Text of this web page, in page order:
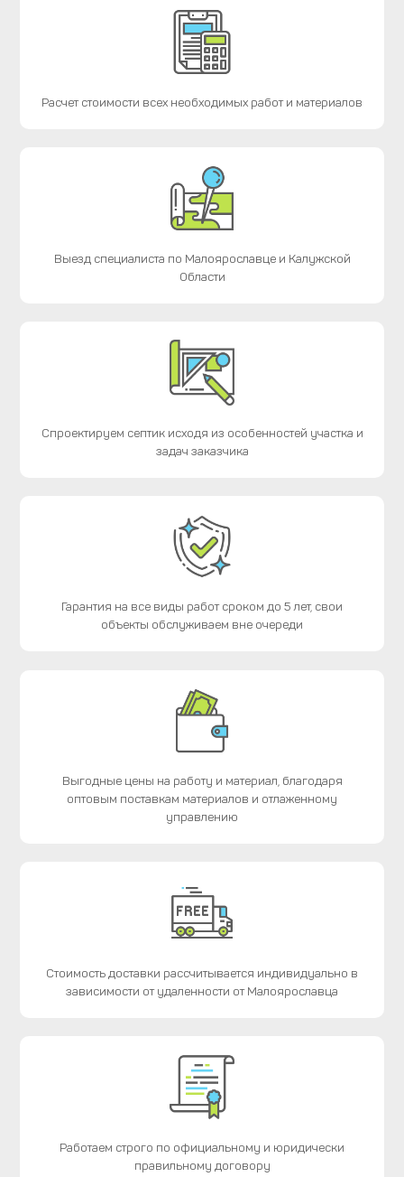
Расчет стоимости всех необходимых работ и материалов
Выезд специалиста по Малоярославце и Калужской
Области
Спроектируем септик исходя из особенностей участка и
задач заказчика
Гарантия на все виды работ сроком до 5 лет, свои
объекты обслуживаем вне очереди
Выгодные цены на работу и материал, благодаря
оптовым поставкам материалов и отлаженному
управлению
Стоимость доставки рассчитывается индивидуально в
зависимости от удаленности от Малоярославца
Работаем строго по официальному и юридически
правильному договору